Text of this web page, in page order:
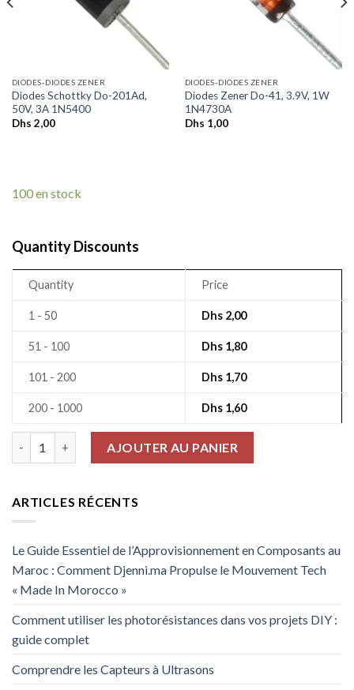
DIODES-DIODES ZENER
Diodes Schottky Do-201Ad,
50V, 3A 1N5400
Dhs 2,00
DIODES-DIODES ZENER
Diodes Zener Do-41, 3.9V, 1W
1N4730A
Dhs 1,00
100 en stock
Quantity Discounts
Quantity Price
1 - 50 Dhs 2,00
51 - 100 Dhs 1,80
101 - 200 Dhs 1,70
200 - 1000 Dhs 1,60
AJOUTER AU PANIER
ARTICLES RÉCENTS
Le Guide Essentiel de l’Approvisionnement en Composants au
Maroc : Comment Djenni.ma Propulse le Mouvement Tech
« Made In Morocco »
Comment utiliser les photorésistances dans vos projets DIY :
guide complet
Comprendre les Capteurs à Ultrasons